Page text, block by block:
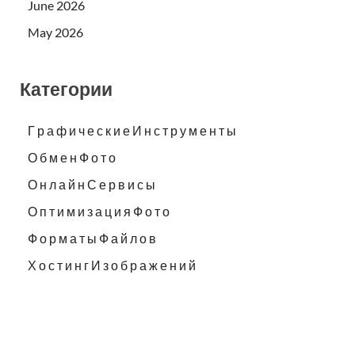
June 2026
May 2026
Категории
Г р а ф и ч е с к и е И н с т р у м е н т ы
О б м е н Ф о т о
О н л а й н С е р в и с ы
О п т и м и з а ц и я Ф о т о
Ф о р м а т ы Ф а й л о в
Х о с т и н г И з о б р а ж е н и й